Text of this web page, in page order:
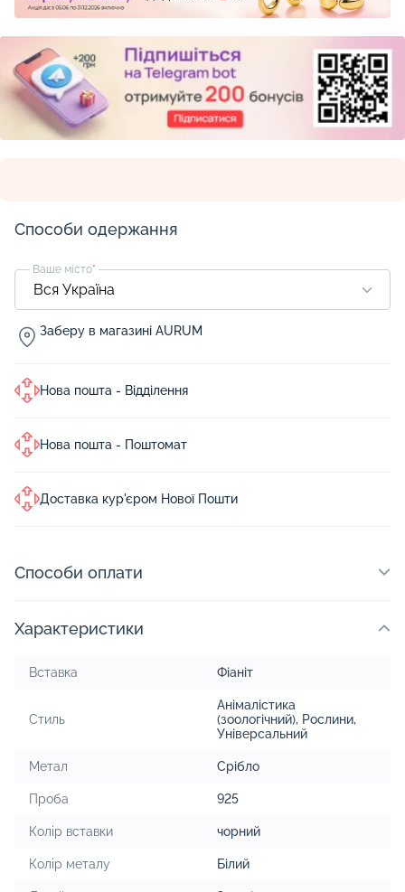
Способи одержання
Ваше місто*
Заберу в магазині AURUM
Нова пошта - Відділення
Нова пошта - Поштомат
Доставка кур'єром Нової Пошти
Способи оплати
Характеристики
Вставка Фіаніт
Стиль
Анімалістика
(зоологічний), Рослини,
Універсальний
Метал Срібло
Проба 925
Колір вставки чорний
Колір металу Білий